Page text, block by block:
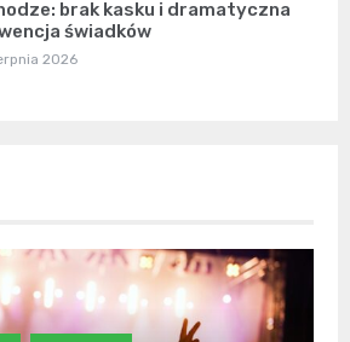
brak kasku i dramatyczna
świadków
2026